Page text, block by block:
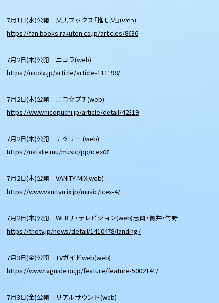
7月1日(水)公開 楽天ブックス「推し楽」(web)
https://fan.books.rakuten.co.jp/articles/8636
7月2日(木)公開 ニコラ(web)
https://nicola.jp/article/article-111198/
7月2日(木)公開 ニコ☆プチ(web)
https://www.nicopuchi.jp/article/detail/42319
7月2日(木)公開 ナタリー (web)
https://natalie.mu/music/pp/icex08
7月2日(木)公開 VANITY MIX(web)
https://www.vanitymix.jp/music/icex-4/
7月2日(木)公開 WEBザ・テレビジョン(web)志賀・筒井・竹野
https://thetv.jp/news/detail/1410478/landing/
7月3日(金)公開 TVガイドweb(web)
https://www.tvguide.or.jp/feature/feature-5002141/
7月3日(金)公開 リアルサウンド(web)